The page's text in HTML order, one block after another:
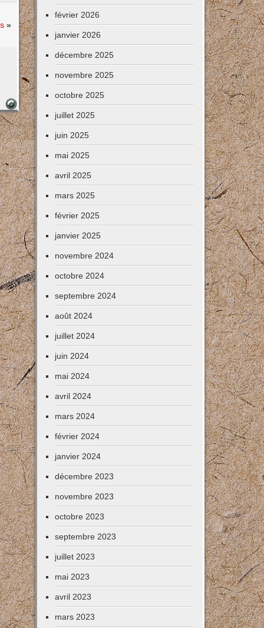
»
février 2026
janvier 2026
décembre 2025
novembre 2025
octobre 2025
juillet 2025
juin 2025
mai 2025
avril 2025
mars 2025
février 2025
janvier 2025
novembre 2024
octobre 2024
septembre 2024
août 2024
juillet 2024
juin 2024
mai 2024
avril 2024
mars 2024
février 2024
janvier 2024
décembre 2023
novembre 2023
octobre 2023
septembre 2023
juillet 2023
mai 2023
avril 2023
mars 2023